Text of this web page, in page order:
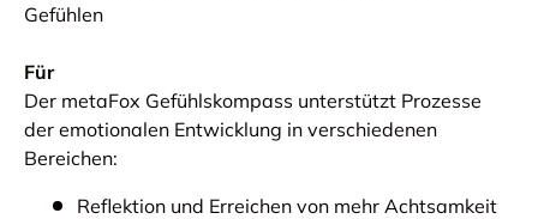
Gefühlen
Für
Der metaFox Gefühlskompass unterstützt Prozesse
der emotionalen Entwicklung in verschiedenen
Bereichen:
Reflektion und Erreichen von mehr Achtsamkeit